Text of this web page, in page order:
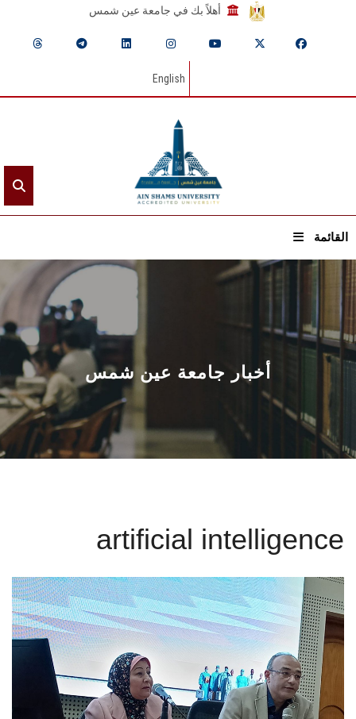
أهلاً بك في جامعة عين شمس
English
القائمة
الرئيسيـة
عن الجامعة
القطاعـات
الشئون الأكاديمية
البحث العلمي
المراكز والوحدات
الأنظمة الذكية
الإعلام
تواصل معنا
أخبار جامعة عين شمس
artificial intelligence